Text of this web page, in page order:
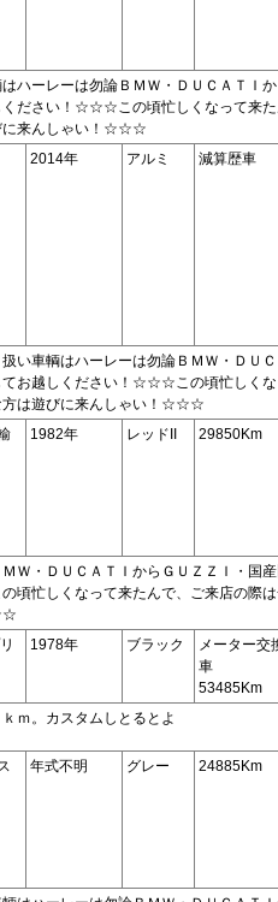
ーレーは勿論ＢＭＷ・ＤＵＣＡＴＩ
ください！☆☆☆この頃忙しくなって来
に来んしゃい！☆☆☆
2014年 アルミ 減算歴車
車輌はハーレーは勿論ＢＭＷ・ＤＵ
お越しください！☆☆☆この頃忙しく
方は遊びに来んしゃい！☆☆☆
1982年 レッドII 29850Km
Ｗ・ＤＵＣＡＴＩからＧＵＺＺＩ・
頃忙しくなって来たんで、ご来店の際
1978年 ブラック
メーター交
車
53485Km
ｍ。カスタムしとるとよ
年式不明 グレー 24885Km